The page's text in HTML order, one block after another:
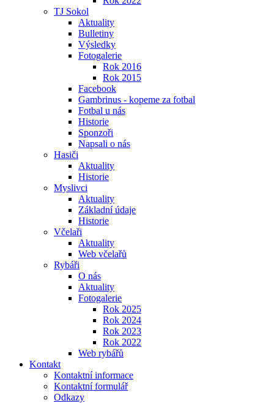
TJ Sokol
Aktuality
Bulletiny
Výsledky
Fotogalerie
Rok 2016
Rok 2015
Facebook
Gambrinus - kopeme za fotbal
Fotbal u nás
Historie
Sponzoři
Napsali o nás
Hasiči
Aktuality
Historie
Myslivci
Aktuality
Základní údaje
Historie
Včelaři
Aktuality
Web včelařů
Rybáři
O nás
Aktuality
Fotogalerie
Rok 2025
Rok 2024
Rok 2023
Rok 2022
Web rybářů
Kontakt
Kontaktní informace
Kontaktní formulář
Odkazy